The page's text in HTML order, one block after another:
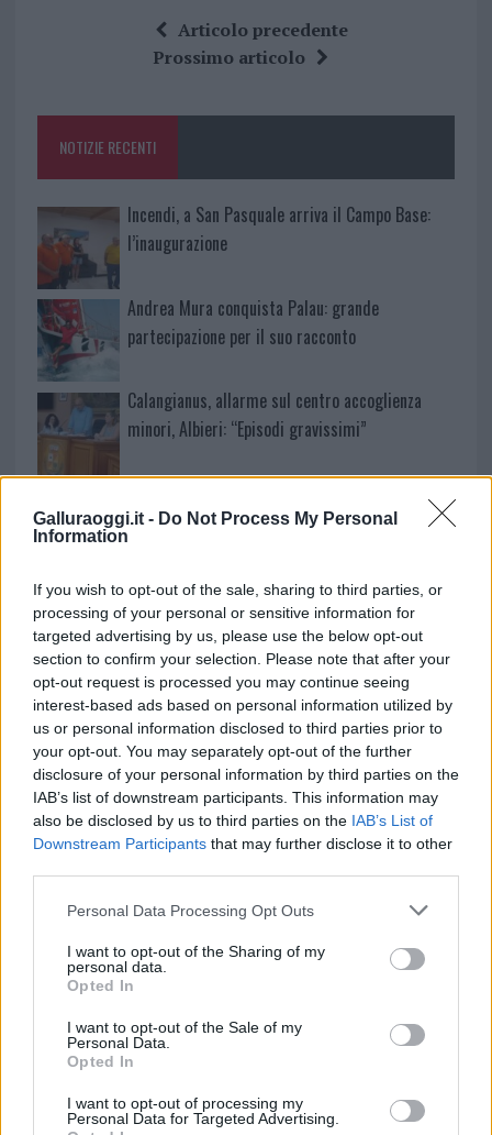
Galluraoggi.it - Do Not Process My Personal
Information
If you wish to opt-out of the sale, sharing to third parties, or
processing of your personal or sensitive information for
targeted advertising by us, please use the below opt-out
section to confirm your selection. Please note that after your
opt-out request is processed you may continue seeing
interest-based ads based on personal information utilized by
us or personal information disclosed to third parties prior to
your opt-out. You may separately opt-out of the further
disclosure of your personal information by third parties on the
IAB’s list of downstream participants. This information may
also be disclosed by us to third parties on the IAB’s List of
Downstream Participants that may further disclose it to other
Please note that this website/app uses one or more Google
not limited to your visit or usage behaviour. You may click to
grant or deny consent to Google and its third-party tags to
use your data for below specified purposes in below Google
consent section.
Personal Data Processing Opt Outs
I want to opt-out of the Sharing of my
personal data.
Opted In
I want to opt-out of the Sale of my
Personal Data.
Opted In
I want to opt-out of processing my
Personal Data for Targeted Advertising.
o
k
te
re
at
s
p
a
re
Articolo precedente
Prossimo articolo
NOTIZIE RECENTI
Incendi, a San Pasquale arriva il Campo Base:
l’inaugurazione
Andrea Mura conquista Palau: grande
partecipazione per il suo racconto
Calangianus, allarme sul centro accoglienza
minori, Albieri: “Episodi gravissimi”
Gallura, finti clienti svuotano le suite: furto da
50mila nel resort
Meteo Olbia 7 agosto, sole e caldo tornano
protagonisti
Test tunnel Olbia: rampe chiuse ancora fino a
fine agosto
Aggius conquista la classifica delle mete più
amate dell’estate 2026